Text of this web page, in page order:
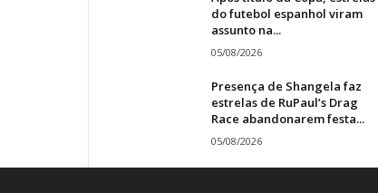
do futebol espanhol viram
assunto na...
05/08/2026
Presença de Shangela faz
estrelas de RuPaul’s Drag
Race abandonarem festa...
05/08/2026